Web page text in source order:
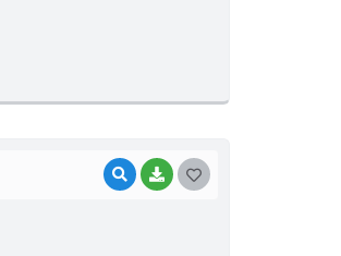
VISUALIZAR
BAIXAR